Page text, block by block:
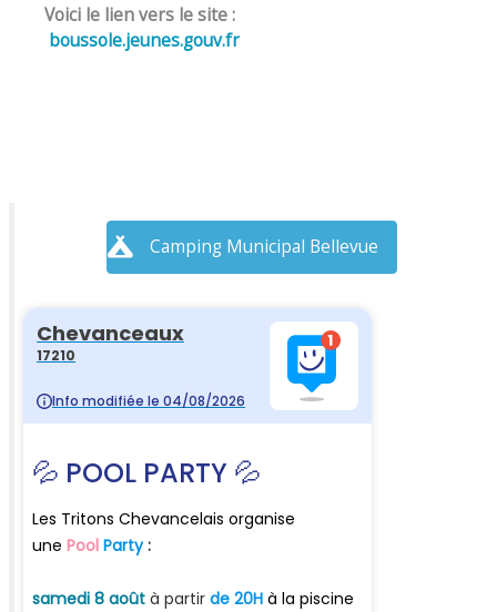
Voici le lien vers le site :
boussole.jeunes.gouv.fr
Camping Municipal Bellevue